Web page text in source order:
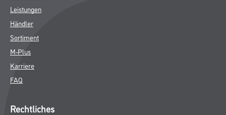
Leistungen
Händler
Sortiment
M-Plus
Karriere
FAQ
Rechtliches